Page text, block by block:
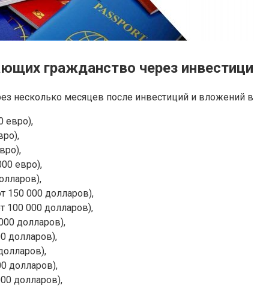
гражданство через
несколько месяцев после инвестиций и
евро),
евро),
150 000 долларов),
100 000 долларов),
долларов),
долларов),
долларов),
долларов),